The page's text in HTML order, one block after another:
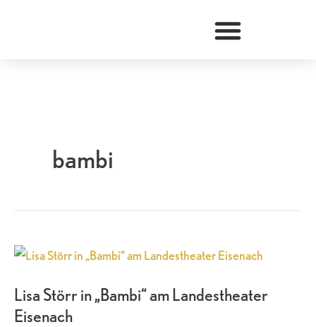
bambi
Lisa Störr in „Bambi“ am Landestheater
Eisenach
Lisa
„Bambi“